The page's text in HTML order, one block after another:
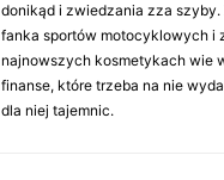
donikąd i zwiedzania zza szyby.
fanka sportów motocyklowych i
najnowszych kosmetykach wie
finanse, które trzeba na nie
dla niej tajemnic.